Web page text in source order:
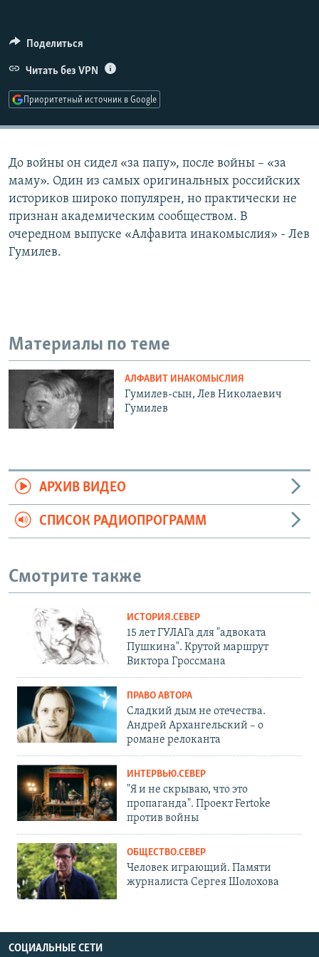
ПОДПИШИТЕСЬ НА РАССЫЛКУ
СОЦИАЛЬНЫЕ СЕТИ
Все сайты РСЕ/РС
Поделиться
Читать без VPN
Приоритетный источник в Google
До войны он сидел «за папу», после войны – «за
маму». Один из самых оригинальных российских
историков широко популярен, но практически не
признан академическим сообществом. В
очередном выпуске «Алфавита инакомыслия» - Лев
Гумилев.
Материалы по теме
АЛФАВИТ ИНАКОМЫСЛИЯ
Гумилев-сын, Лев Николаевич
Гумилев
АРХИВ ВИДЕО
СПИСОК РАДИОПРОГРАММ
Смотрите также
ИСТОРИЯ.СЕВЕР
15 лет ГУЛАГа для "адвоката
Пушкина". Крутой маршрут
Виктора Гроссмана
ПРАВО АВТОРА
Сладкий дым не отечества.
Андрей Архангельский – о
романе релоканта
ИНТЕРВЬЮ.СЕВЕР
"Я и не скрываю, что это
пропаганда". Проект Fertoke
против войны
ОБЩЕСТВО.СЕВЕР
Человек играющий. Памяти
журналиста Сергея Шолохова
СОЦИАЛЬНЫЕ СЕТИ